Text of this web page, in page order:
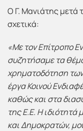
Ο Γ. Μανιάτης μετά
σχετικά:
«Με τον Επίτροπο
συζητήσαμε τα
χρηματοδότηση
έργα Κοινού
καθώς και στα
της Ε.Ε. Η ιδιότητά
και Δημοκρατών,